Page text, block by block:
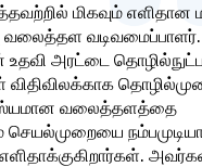
மிகவும் எளிதான
வலைத்தள வடிவமைப்பாளர்.
அரட்டை தொழில்நுட்ப
விதிவிலக்காக
வலைத்தளத்தை
செயல்முறையை